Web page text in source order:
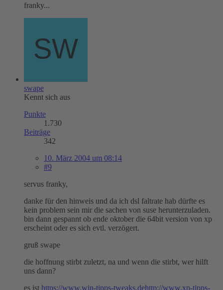
franky...
swape
Kennt sich aus
Punkte
1.730
Beiträge
342
10. März 2004 um 08:14
#9
servus franky,
danke für den hinweis und da ich dsl faltrate hab dürfte es
kein problem sein mir die sachen von suse herunterzuladen.
bin dann gespannt ob ende oktober die 64bit version von xp
erscheint oder es sich evtl. verzögert.
gruß swape
die hoffnung stirbt zuletzt, na und wenn die stirbt, wer hilft
uns dann?
es ist https://www.win-tipps-tweaks.dehttp://www.xp-tipps-